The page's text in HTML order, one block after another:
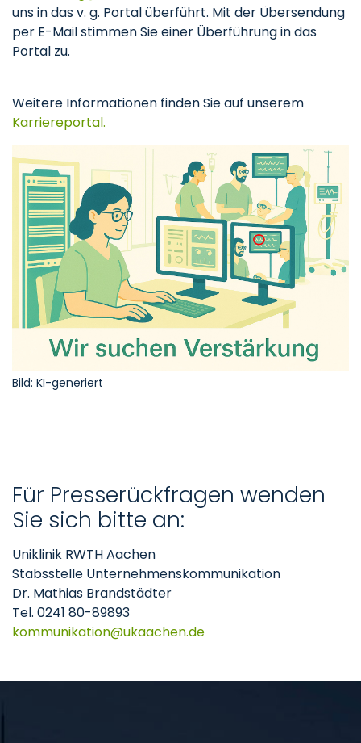
uns in das v. g. Portal überführt. Mit der Übersendung
per E-Mail stimmen Sie einer Überführung in das
Portal zu.
Weitere Informationen finden Sie auf unserem
Karriereportal.
Bild: KI-generiert
Für Presserückfragen wenden
Sie sich bitte an:
Uniklinik RWTH Aachen
Stabsstelle Unternehmenskommunikation
Dr. Mathias Brandstädter
Tel. 0241 80-89893
kommunikation
ukaachende